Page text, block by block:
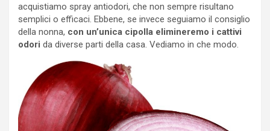
acquistiamo spray antiodori, che non sempre risultano
semplici o efficaci. Ebbene, se invece seguiamo il consiglio
della nonna, con un’unica cipolla elimineremo i cattivi
odori da diverse parti della casa. Vediamo in che modo.